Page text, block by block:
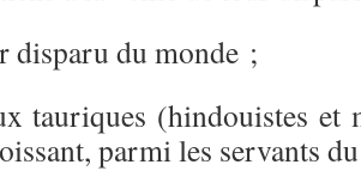
disparu du monde ;
tauriques (hindouistes et
parmi les servants